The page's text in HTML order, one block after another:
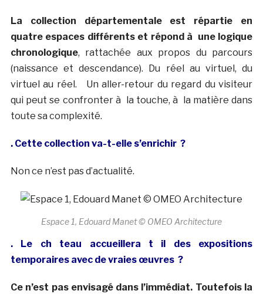
La collection départementale est répartie en
quatre espaces différents et répond à une logique
chronologique, rattachée aux propos du parcours
(naissance et descendance). Du réel au virtuel, du
virtuel au réel. Un aller-retour du regard du visiteur
qui peut se confronter à la touche, à la matière dans
toute sa complexité.
. Cette collection va-t-elle s’enrichir ?
Non ce n’est pas d’actualité.
Espace 1, Edouard Manet © OMEO Architecture
. Le ch teau accueillera t il des expositions
temporaires avec de vraies œuvres ?
Ce n’est pas envisagé dans l’immédiat. Toutefois la